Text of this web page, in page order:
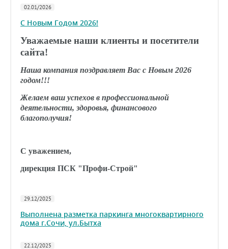
02.01/2026
С Новым Годом 2026!
Уважаемые наши клиенты и посетители
сайта!
Наша компания поздравляет Вас с Новым 2026
годом!!!
Желаем ваш успехов в профессиональной
деятельности, здоровья, финансового
благополучия!
С уважением,
дирекция ПСК "Профи-Строй"
29.12/2025
Выполнена разметка паркинга многоквартирного
дома г.Сочи, ул.Бытха
22.12/2025